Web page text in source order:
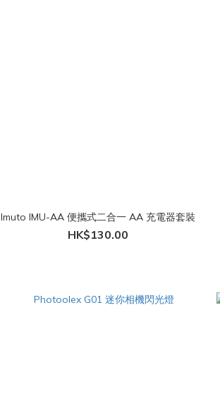
Imuto IMU-AA 便攜式二合一 AA 充電器套裝
HK$130.00